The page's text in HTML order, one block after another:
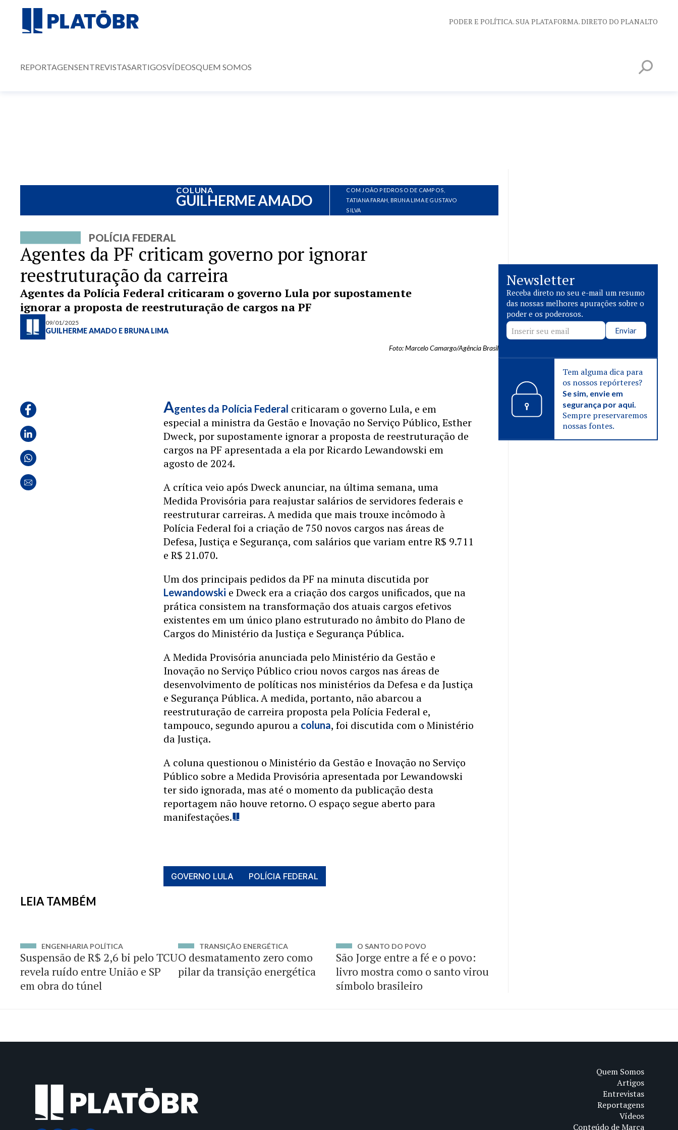
PODER E POLÍTICA. SUA PLATAFORMA. DIRETO DO PLANALTO
REPORTAGENSENTREVISTASARTIGOSVÍDEOSQUEM SOMOS
COLUNA
GUILHERME AMADO
COM JOÃO PEDROSO DE CAMPOS,
TATIANA FARAH, BRUNA LIMA E GUSTAVO
SILVA
POLÍCIA FEDERAL
Agentes da PF criticam governo por ignorar
reestruturação da carreira
Agentes da Polícia Federal criticaram o governo Lula por supostamente
ignorar a proposta de reestruturação de cargos na PF
09/01/2025
GUILHERME AMADO E BRUNA LIMA
Foto: Marcelo Camargo/Agência Brasil
Agentes da Polícia Federal criticaram o governo Lula, e em
especial a ministra da Gestão e Inovação no Serviço Público, Esther
Dweck, por supostamente ignorar a proposta de reestruturação de
cargos na PF apresentada a ela por Ricardo Lewandowski em
agosto de 2024.
A crítica veio após Dweck anunciar, na última semana, uma
Medida Provisória para reajustar salários de servidores federais e
reestruturar carreiras. A medida que mais trouxe incômodo à
Polícia Federal foi a criação de 750 novos cargos nas áreas de
Defesa, Justiça e Segurança, com salários que variam entre R$ 9.711
e R$ 21.070.
Um dos principais pedidos da PF na minuta discutida por
Lewandowski e Dweck era a criação dos cargos unificados, que na
prática consistem na transformação dos atuais cargos efetivos
existentes em um único plano estruturado no âmbito do Plano de
Cargos do Ministério da Justiça e Segurança Pública.
A Medida Provisória anunciada pelo Ministério da Gestão e
Inovação no Serviço Público criou novos cargos nas áreas de
desenvolvimento de políticas nos ministérios da Defesa e da Justiça
e Segurança Pública. A medida, portanto, não abarcou a
reestruturação de carreira proposta pela Polícia Federal e,
tampouco, segundo apurou a coluna, foi discutida com o Ministério
da Justiça.
A coluna questionou o Ministério da Gestão e Inovação no Serviço
Público sobre a Medida Provisória apresentada por Lewandowski
ter sido ignorada, mas até o momento da publicação desta
reportagem não houve retorno. O espaço segue aberto para
manifestações.
GOVERNO LULA POLÍCIA FEDERAL
LEIA TAMBÉM
ENGENHARIA POLÍTICA
Suspensão de R$ 2,6 bi pelo TCU
revela ruído entre União e SP
em obra do túnel
TRANSIÇÃO ENERGÉTICA
O desmatamento zero como
pilar da transição energética
O SANTO DO POVO
São Jorge entre a fé e o povo:
livro mostra como o santo virou
símbolo brasileiro
Newsletter
Receba direto no seu e-mail um resumo
das nossas melhores apurações sobre o
poder e os poderosos.
Enviar
Tem alguma dica para
os nossos repórteres?
Se sim, envie em
segurança por aqui.
Sempre preservaremos
nossas fontes.
Quem Somos
Artigos
Entrevistas
Reportagens
Vídeos
Conteúdo de Marca